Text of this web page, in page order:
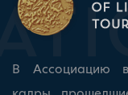
В Ассоциацию